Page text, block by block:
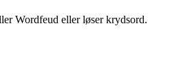
Wordfeud eller løser krydsord.